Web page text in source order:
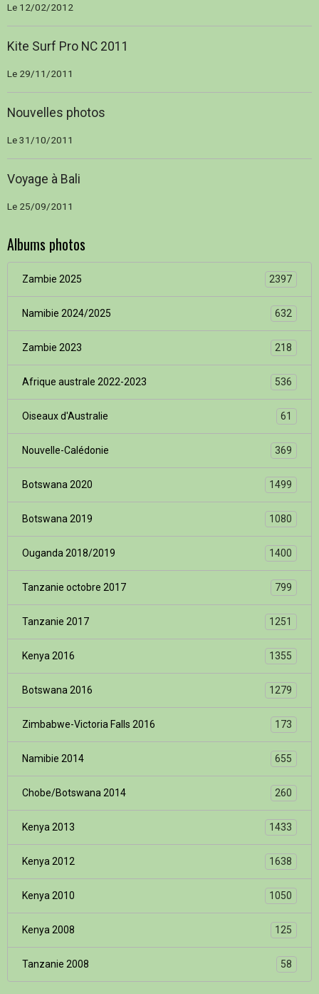
Le 12/02/2012
Kite Surf Pro NC 2011
Le 29/11/2011
Nouvelles photos
Le 31/10/2011
Voyage à Bali
Le 25/09/2011
Albums photos
Zambie 2025 2397
Namibie 2024/2025 632
Zambie 2023 218
Afrique australe 2022-2023 536
Oiseaux d'Australie 61
Nouvelle-Calédonie 369
Botswana 2020 1499
Botswana 2019 1080
Ouganda 2018/2019 1400
Tanzanie octobre 2017 799
Tanzanie 2017 1251
Kenya 2016 1355
Botswana 2016 1279
Zimbabwe-Victoria Falls 2016 173
Namibie 2014 655
Chobe/Botswana 2014 260
Kenya 2013 1433
Kenya 2012 1638
Kenya 2010 1050
Kenya 2008 125
Tanzanie 2008 58